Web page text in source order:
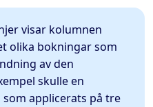
visar kolumnen
olika bokningar som
av den
skulle en
applicerats på tre